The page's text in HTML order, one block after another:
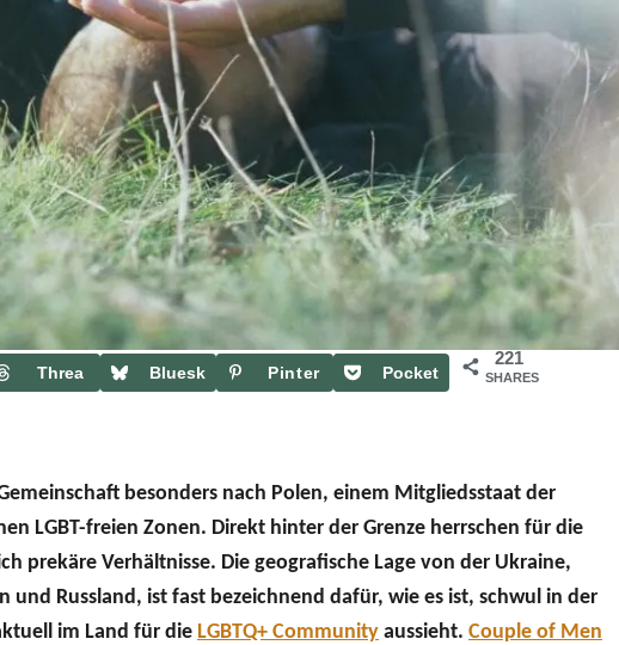
221
SHARES
Threa
Bluesk
Pinter
Pocket
besonders nach Polen, einem Mitgliedsstaat der
LGBT-freien Zonen. Direkt hinter der Grenze herrschen für die
prekäre Verhältnisse. Die geografische Lage von der Ukraine,
und Russland, ist fast bezeichnend dafür, wie es ist, schwul in der
im Land für die LGBTQ+ Community aussieht. Couple of Men